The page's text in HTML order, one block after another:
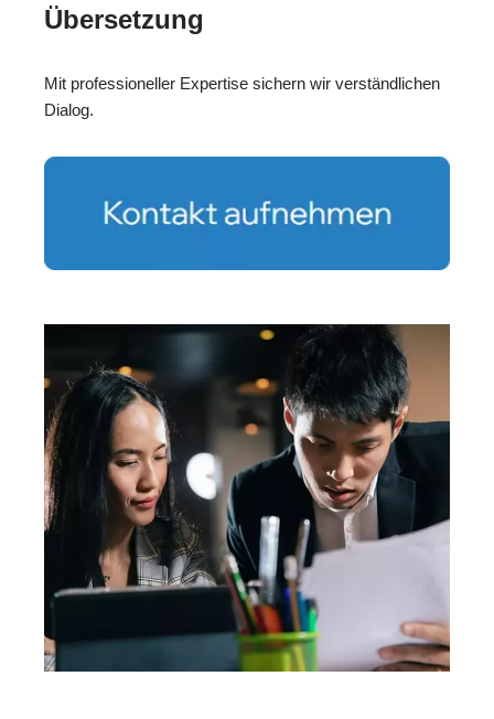
Übersetzung
Mit professioneller Expertise sichern wir verständlichen
Dialog.